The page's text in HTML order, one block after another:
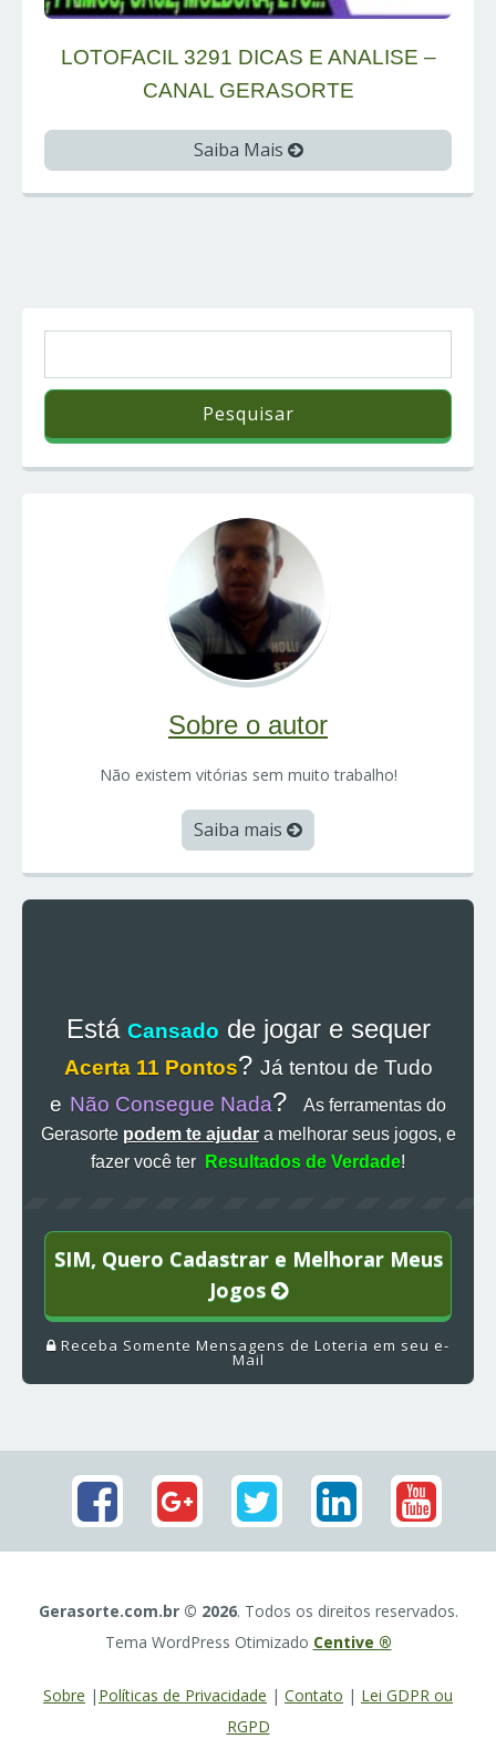
LOTOFACIL 3291 DICAS E ANALISE –
CANAL GERASORTE
Saiba Mais
Sobre o autor
Não existem vitórias sem muito trabalho!
Saiba mais
Está Cansado de jogar e sequer
Acerta 11 Pontos? Já tentou de Tudo
e Não Consegue Nada?
As ferramentas do
Gerasorte podem te ajudara melhorar seus jogos, e
fazer você ter
Resultados de Verdade!
SIM, Quero Cadastrar e Melhorar Meus
Jogos
Receba Somente Mensagens de Loteria em seu e-
Mail
Gerasorte.com.br © 2026. Todos os direitos reservados.
Tema WordPress Otimizado Centive ®
Sobre | Políticas de Privacidade | Contato | Lei GDPR ou
RGPD